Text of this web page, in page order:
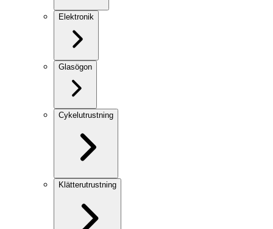
Elektronik
Glasögon
Cykelutrustning
Klätterutrustning